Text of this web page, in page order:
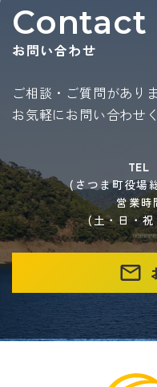
Contact
お問い合わせ
ご相談・ご質問があり
お気軽にお問い合わせ
TEL
(さつま町役場
営業
(土・日・